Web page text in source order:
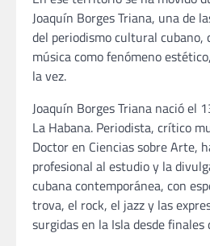
Joaquín Borges Triana, una de
del periodismo cultural cubano,
música como fenómeno
la vez.
Joaquín Borges Triana nació el
La Habana. Periodista, crítico
Doctor en Ciencias sobre Arte,
profesional al estudio y la
cubana contemporánea, con
trova, el rock, el jazz y las
surgidas en la Isla desde finales